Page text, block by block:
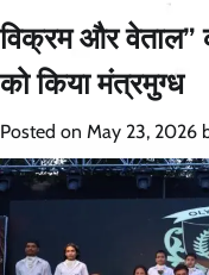
विक्रम और वेताल”
को किया मंत्रमुग्ध
Posted on May 23, 2026